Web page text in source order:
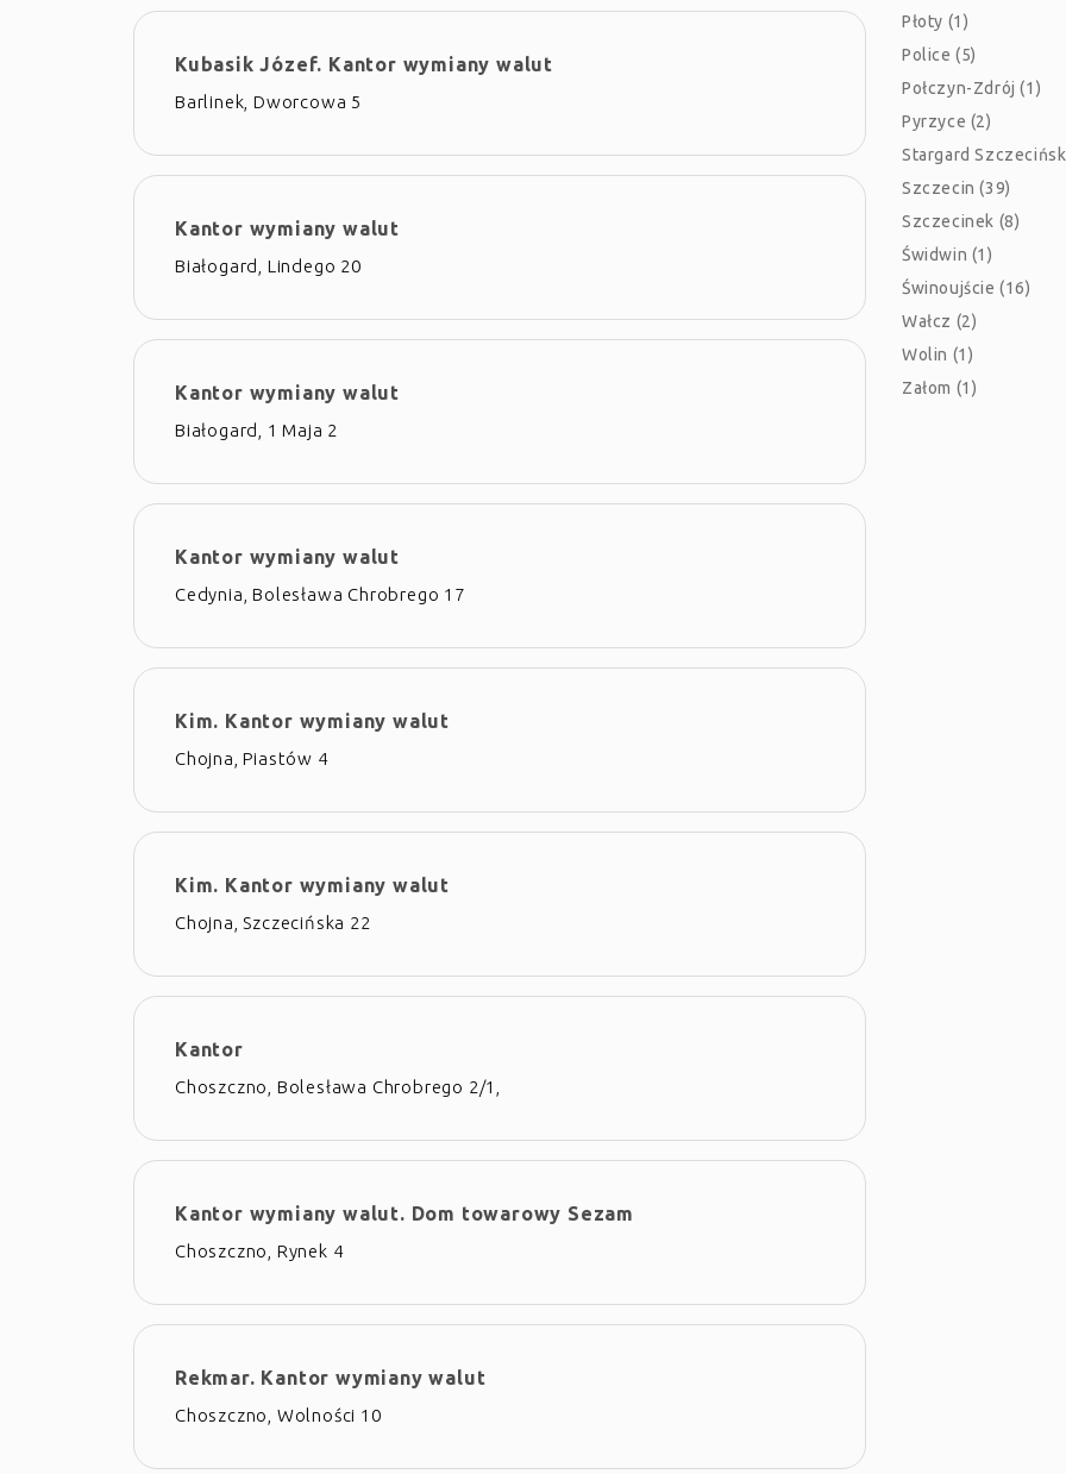
Kubasik Józef. Kantor wymiany walut
Barlinek, Dworcowa 5
Kantor wymiany walut
Białogard, Lindego 20
Kantor wymiany walut
Białogard, 1 Maja 2
Kantor wymiany walut
Cedynia, Bolesława Chrobrego 17
Kim. Kantor wymiany walut
Chojna, Piastów 4
Kim. Kantor wymiany walut
Chojna, Szczecińska 22
Kantor
Choszczno, Bolesława Chrobrego 2/1,
Kantor wymiany walut. Dom towarowy Sezam
Choszczno, Rynek 4
Rekmar. Kantor wymiany walut
Choszczno, Wolności 10
Płoty (1)
Police (5)
Połczyn-Zdrój (1)
Pyrzyce (2)
Stargard
Szczecin (39)
Szczecinek (8)
Świdwin (1)
Świnoujście (16)
Wałcz (2)
Wolin (1)
Załom (1)